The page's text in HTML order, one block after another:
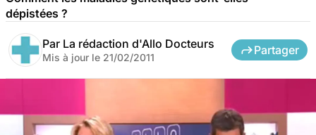
dépistées ?
Par La rédaction d'Allo Docteurs
Mis à jour le 21/02/2011
Partager